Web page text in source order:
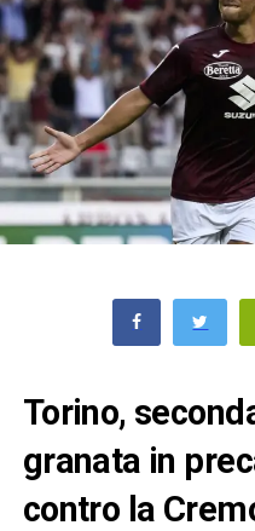
Torino,
granata in
contro la